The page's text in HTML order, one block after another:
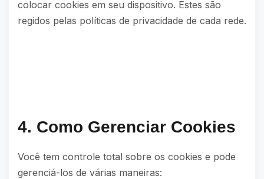
colocar cookies em seu dispositivo. Estes são
regidos pelas políticas de privacidade de cada rede.
4. Como Gerenciar Cookies
Você tem controle total sobre os cookies e pode
gerenciá-los de várias maneiras: